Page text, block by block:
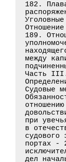
182.
189.
между
Часть
Судовые
при
в
судового
портах -
дел